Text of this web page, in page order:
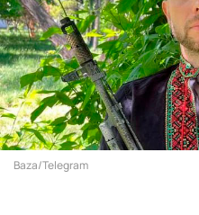
Baza/Telegram